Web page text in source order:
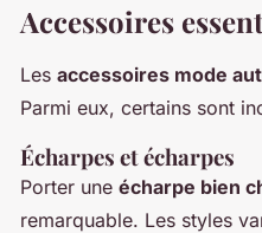
Accessoires
Les accessoires mode
Parmi eux, certains sont
Écharpes et écharpes
Porter une écharpe bien
remarquable. Les styles